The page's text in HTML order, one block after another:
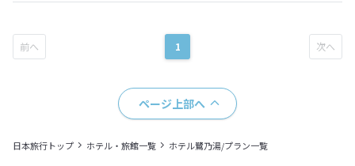
1
ページ上部へ
日本旅行トップ ホテル・旅館一覧 ホテル鷺乃湯/プラン一覧